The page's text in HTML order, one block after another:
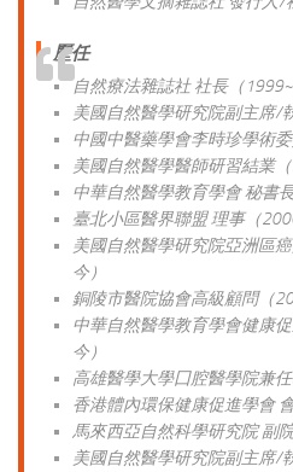
歷任
自然療法雜誌社 社長（
美國自然醫學研究院副主席/
中國中醫藥學會李時珍學術
美國自然醫學醫師研習結業（
中華自然醫學教育學會 秘書
臺北小區醫界聯盟 理事（
美國自然醫學研究院亞洲區
今）
銅陵市醫院協會高級顧問（
中華自然醫學教育學會健康
今）
高雄醫學大學囗腔醫學院兼
香港體內環保健康促進學會
馬來西亞自然科學研究院 副
美國自然醫學研究院副主席/